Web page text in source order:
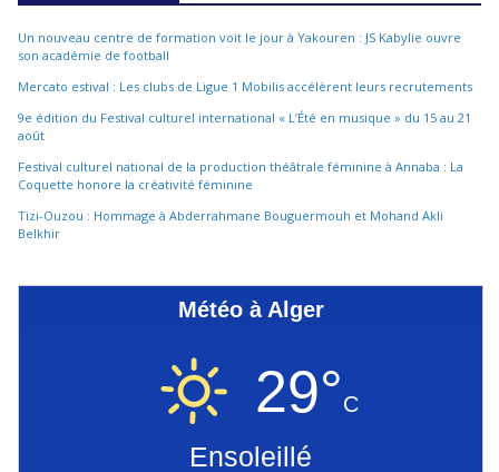
Un nouveau centre de formation voit le jour à Yakouren : JS Kabylie ouvre
son académie de football
Mercato estival : Les clubs de Ligue 1 Mobilis accélèrent leurs recrutements
9e édition du Festival culturel international « L’Été en musique » du 15 au 21
août
Festival culturel national de la production théâtrale féminine à Annaba : La
Coquette honore la créativité féminine
Tizi-Ouzou : Hommage à Abderrahmane Bouguermouh et Mohand Akli
Belkhir
Météo à Alger
29°C
Ensoleillé